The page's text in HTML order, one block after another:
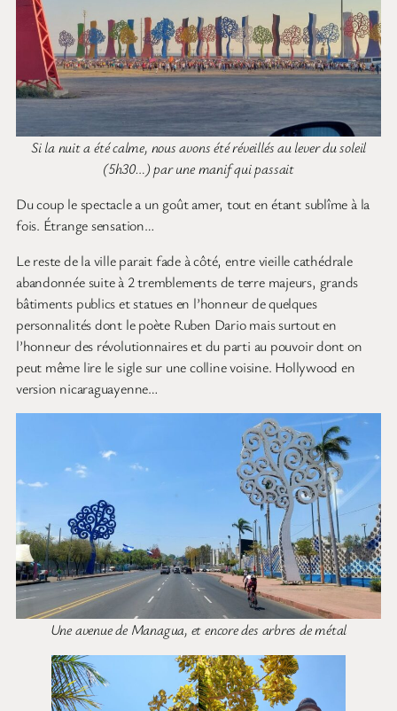
Si la nuit a été calme, nous avons été réveillés au lever du soleil
(5h30…) par une manif qui passait
Du coup le spectacle a un goût amer, tout en étant sublîme à la
fois. Étrange sensation…
Le reste de la ville parait fade à côté, entre vieille cathédrale
abandonnée suite à 2 tremblements de terre majeurs, grands
bâtiments publics et statues en l’honneur de quelques
personnalités dont le poète Ruben Dario mais surtout en
l’honneur des révolutionnaires et du parti au pouvoir dont on
peut même lire le sigle sur une colline voisine. Hollywood en
version nicaraguayenne…
Une avenue de Managua, et encore des arbres de métal